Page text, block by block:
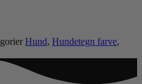
Hund, Hundetegn farve,